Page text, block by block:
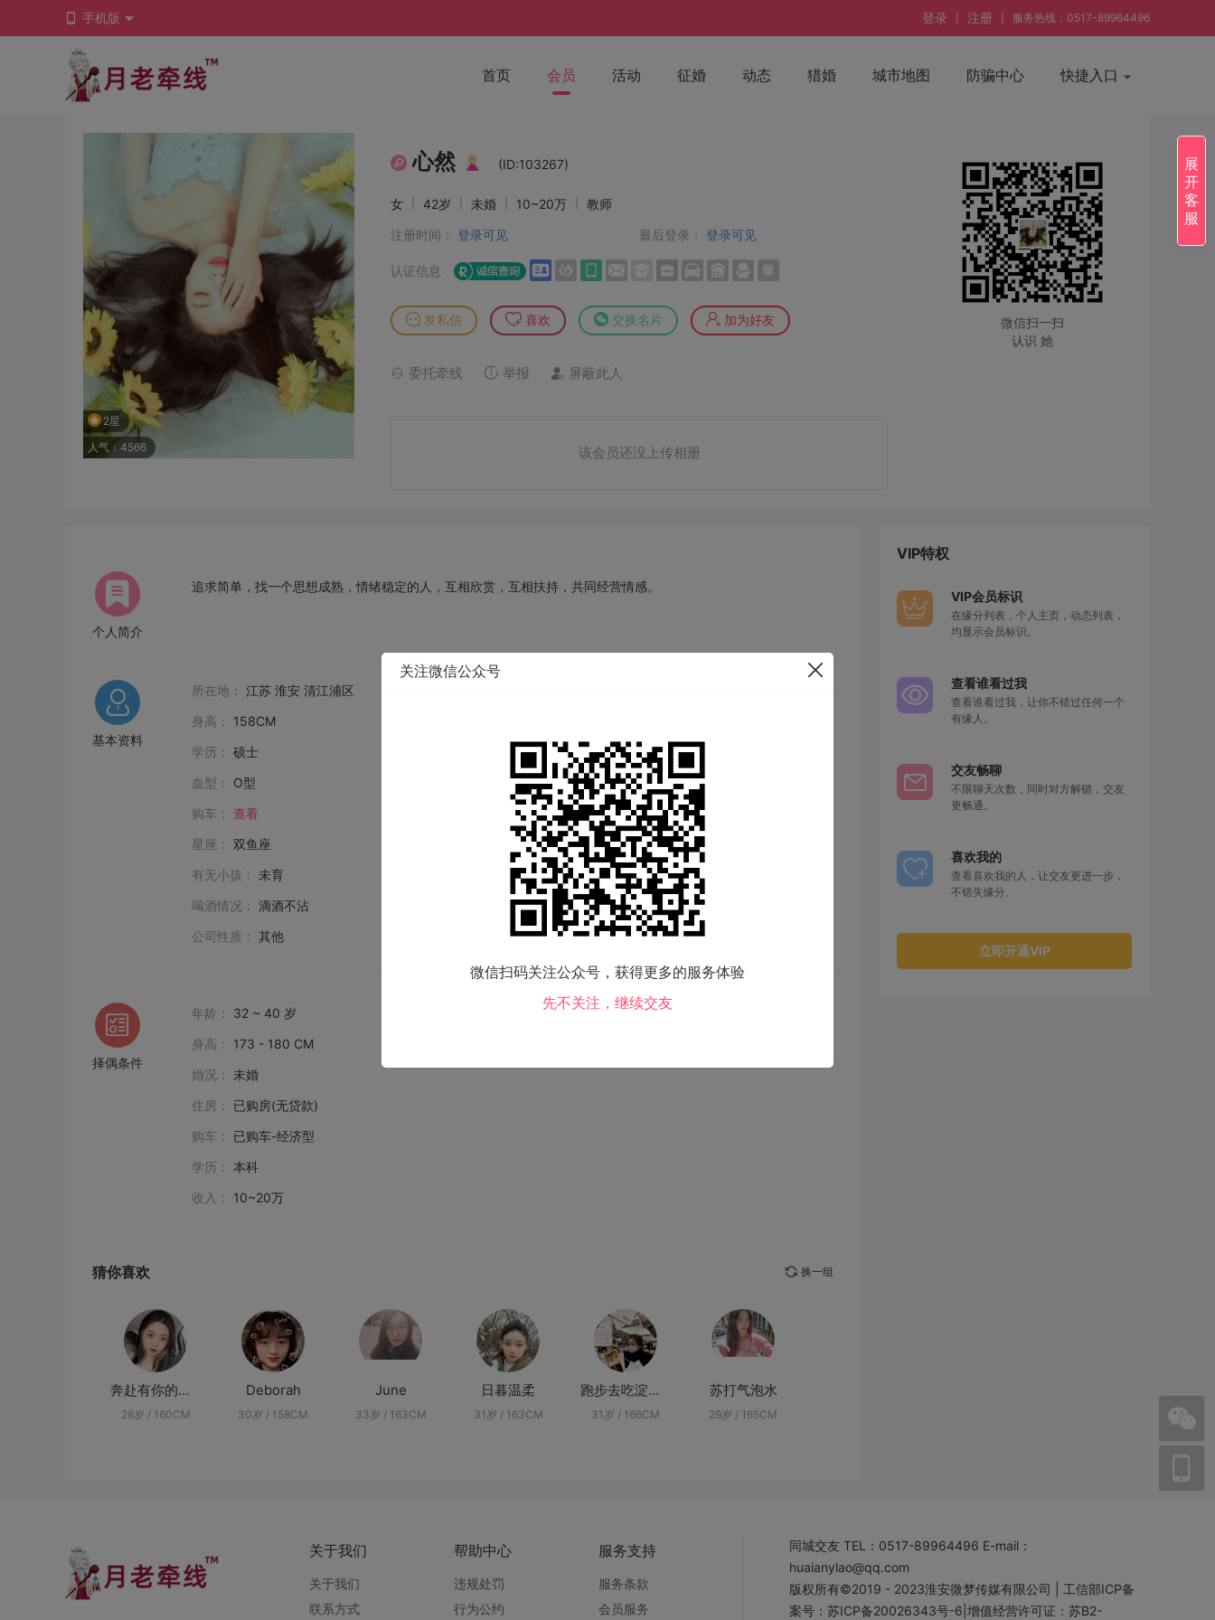
手机版 登录 注册 服务热线：0517-89964496
首页 会员 活动 征婚 动态 猎婚 城市地图 防骗中心 快捷入口
2星
人气：4566
心然 (ID:103267)
女 42岁 未婚 10~20万
教师
注册时间： 登录可见 最后登录： 登录可见
认证信息
发私信 喜欢 交换名片 加为好友
委托牵线 举报 屏蔽此人
该会员还没上传相册
微信扫一扫
认识 她
个人简介
追求简单，找一个思想成熟，情绪稳定的人，互相欣赏，互相扶持，共同经营情感。
基本资料
所在地： 江苏 淮安 清江浦区
身高：
158CM
学历： 硕士 民族：汉族
血型：
O型 生肖：鼠
购车： 查看 购房： 查看
星座： 双鱼座 交友类型：结婚
有无小孩：
未育 吸烟情况：不吸
喝酒情况： 滴酒不沾 毕业院校：
未填写
公司性质： 其他 兴趣爱好：体育运动
择偶条件
年龄：
32 ~ 40 岁
身高：
173 - 180 CM
婚况：
未婚
住房：
已购房(无贷款)
购车：
已购车-经济型
学历： 本科
收入：
10~20万
猜你喜欢 换一组
奔赴有你的星球
28岁 / 160CM
Deborah
30岁 / 158CM
June
33岁 / 163CM
日暮温柔
31岁 / 163CM
跑步去吃淀粉肠
31岁 / 166CM
苏打气泡水
29岁 / 165CM
VIP特权
VIP会员标识
在缘分列表，个人主页，动态列表，
均显示会员标识。
查看谁看过我
查看谁看过我，让你不错过任何一个
有缘人。
交友畅聊
不限聊天次数，同时对方解锁，交友
更畅通。
喜欢我的
查看喜欢我的人，让交友更进一步，
不错失缘分。
立即开通VIP
关于我们
关于我们
联系方式
帮助中心
违规处罚
行为公约
服务支持
服务条款
会员服务
同城交友 TEL：0517-89964496 E-mail：
huaianylao@qq.com
版权所有©2019 - 2023淮安微梦传媒有限公司
工信部ICP备
案号：苏ICP备20026343号-6 增值经营许可证：苏B2-
展
开
客
服
关注微信公众号
微信扫码关注公众号，获得更多的服务体验
先不关注，继续交友